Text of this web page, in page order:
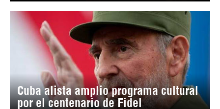
Cuba alista amplio programa cultural
por el centenario de Fidel